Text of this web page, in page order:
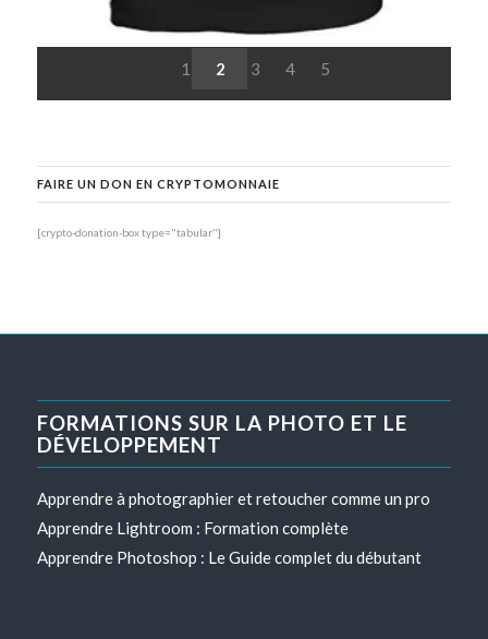
1 2 3 4 5
FAIRE UN DON EN CRYPTOMONNAIE
[crypto-donation-box type="tabular"]
FORMATIONS SUR LA PHOTO ET LE
DÉVELOPPEMENT
Apprendre à photographier et retoucher comme un pro
Apprendre Lightroom : Formation complète
Apprendre Photoshop : Le Guide complet du débutant